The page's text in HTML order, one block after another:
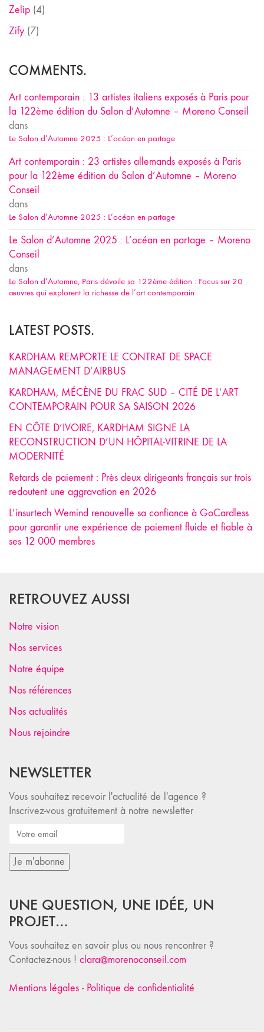
Zelip (4)
Zify (7)
COMMENTS.
Art contemporain : 13 artistes italiens exposés à Paris pour
la 122ème édition du Salon d’Automne – Moreno Conseil
dans
Le Salon d’Automne 2025 : L’océan en partage
Art contemporain : 23 artistes allemands exposés à Paris
pour la 122ème édition du Salon d’Automne – Moreno
Conseil
dans
Le Salon d’Automne 2025 : L’océan en partage
Le Salon d’Automne 2025 : L’océan en partage – Moreno
Conseil
dans
Le Salon d’Automne, Paris dévoile sa 122ème édition : Focus sur 20
œuvres qui explorent la richesse de l’art contemporain
LATEST POSTS.
KARDHAM REMPORTE LE CONTRAT DE SPACE
MANAGEMENT D’AIRBUS
KARDHAM, MÉCÈNE DU FRAC SUD – CITÉ DE L’ART
CONTEMPORAIN POUR SA SAISON 2026
EN CÔTE D’IVOIRE, KARDHAM SIGNE LA
RECONSTRUCTION D’UN HÔPITAL-VITRINE DE LA
MODERNITÉ
Retards de paiement : Près deux dirigeants français sur trois
redoutent une aggravation en 2026
L’insurtech Wemind renouvelle sa confiance à GoCardless
pour garantir une expérience de paiement fluide et fiable à
ses 12 000 membres
RETROUVEZ AUSSI
Notre vision
Nos services
Notre équipe
Nos références
Nos actualités
Nous rejoindre
NEWSLETTER
Vous souhaitez recevoir l'actualité de l'agence ?
Inscrivez-vous gratuitement à notre newsletter
UNE QUESTION, UNE IDÉE, UN
PROJET…
Vous souhaitez en savoir plus ou nous rencontrer ?
Contactez-nous ! clara@morenoconseil.com
Mentions légales - Politique de confidentialité